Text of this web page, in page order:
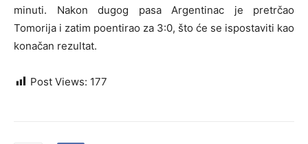
minuti. Nakon dugog pasa Argentinac je pretrčao
Tomorija i zatim poentirao za 3:0, što će se ispostaviti kao
konačan rezultat.
Post Views: 177